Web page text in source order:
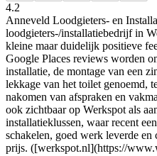
4.2
Anneveld Loodgieters- en
loodgieters-/installatiebedrijf in
kleine maar duidelijk positieve
Google Places reviews worden
installatie, de montage van een
lekkage van het toilet genoemd,
nakomen van afspraken en
ook zichtbaar op Werkspot als
installatieklussen, waar recent
schakelen, goed werk leverde
prijs. ([werkspot.nl](https://